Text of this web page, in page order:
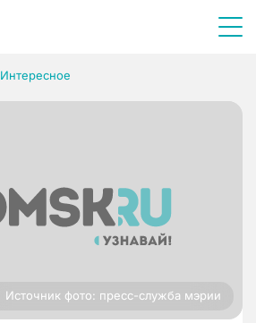
Интересное
Источник фото: пресс-служба мэрии